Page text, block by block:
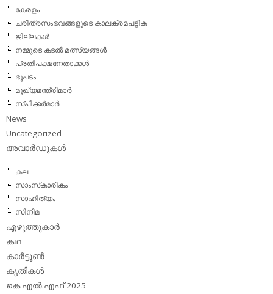
കേരളം
ചരിത്രസംഭവങ്ങളുടെ കാലക്രമപട്ടിക
ജില്ലകള്‍
നമ്മുടെ കടല്‍ മത്സ്യങ്ങള്‍
പ്രതിപക്ഷനേതാക്കള്‍
ഭൂപടം
മുഖ്യമന്ത്രിമാര്‍
സ്പീക്കര്‍മാര്‍
News
Uncategorized
അവാര്‍ഡുകള്‍
കല
സാംസ്‌കാരികം
സാഹിത്യം
സിനിമ
എഴുത്തുകാര്‍
കഥ
കാര്‍ട്ടൂണ്‍
കൃതികള്‍
കെ.എല്‍.എഫ് 2025